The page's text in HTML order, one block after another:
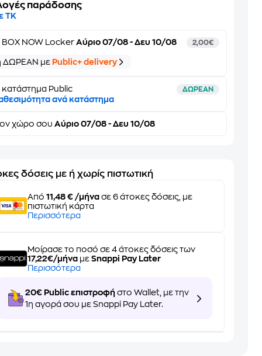
παράδοσης
ΤΚ
BOX NOW Locker Αύριο 07/08 - Δευ 10/08 2,00€
ΔΩΡΕΑΝ με Public+ delivery
κατάστημα Public ΔΩΡΕΑΝ
ανά κατάστημα
χώρο σου Αύριο 07/08 - Δευ 10/08
δόσεις με ή χωρίς πιστωτική
Από11,48 € /μήνα σε 6 άτοκες δόσεις, με
πιστωτική κάρτα
Περισσότερα
Μοίρασε το ποσό σε 4 άτοκες δόσεις των
17,22€/μήνα μεSnappi Pay Later
Περισσότερα
20€ Public επιστροφή στο Wallet, με την
1η αγορά σου με Snappi Pay Later.